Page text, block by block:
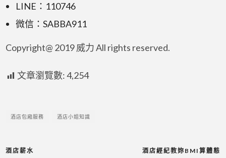
LINE：110746
微信：SABBA911
Copyright@ 2019 威力 All rights reserved.
文章瀏覽數:4,254
酒店包廂服務 酒店小姐知識
酒店經紀教妳BMI算體態
酒店薪水